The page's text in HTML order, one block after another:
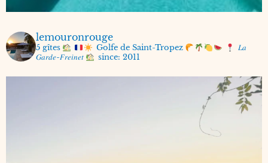
lemouronrouge
5 gîtes Golfe de Saint-Tropez
𝐿𝑎
𝐺𝑎𝑟𝑑𝑒-𝐹𝑟𝑒𝑖𝑛𝑒𝑡
since: 2011